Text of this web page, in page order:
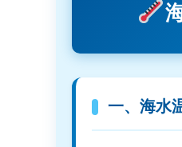
一、海水